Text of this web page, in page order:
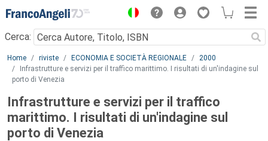
Menu
Cerca:
Main content
Home riviste ECONOMIA E SOCIETÀ REGIONALE
2000
Infrastrutture e servizi per il traffico marittimo. I risultati di un'indagine sul
porto di Venezia
Infrastrutture e servizi per il traffico
marittimo. I risultati di un'indagine sul
porto di Venezia